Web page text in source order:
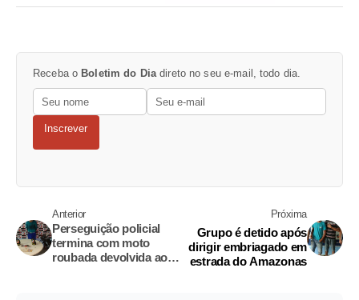
Receba o Boletim do Dia direto no seu e-mail, todo dia.
Inscrever
Anterior
Perseguição policial
termina com moto
roubada devolvida ao
Próxima
Grupo é detido após
dirigir embriagado em
estrada do Amazonas